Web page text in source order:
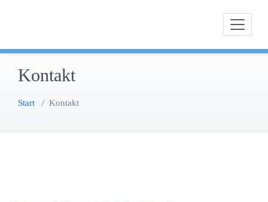
Lohnsteuerhilfeverein Wiesbaden
Kontakt
Start / Kontakt